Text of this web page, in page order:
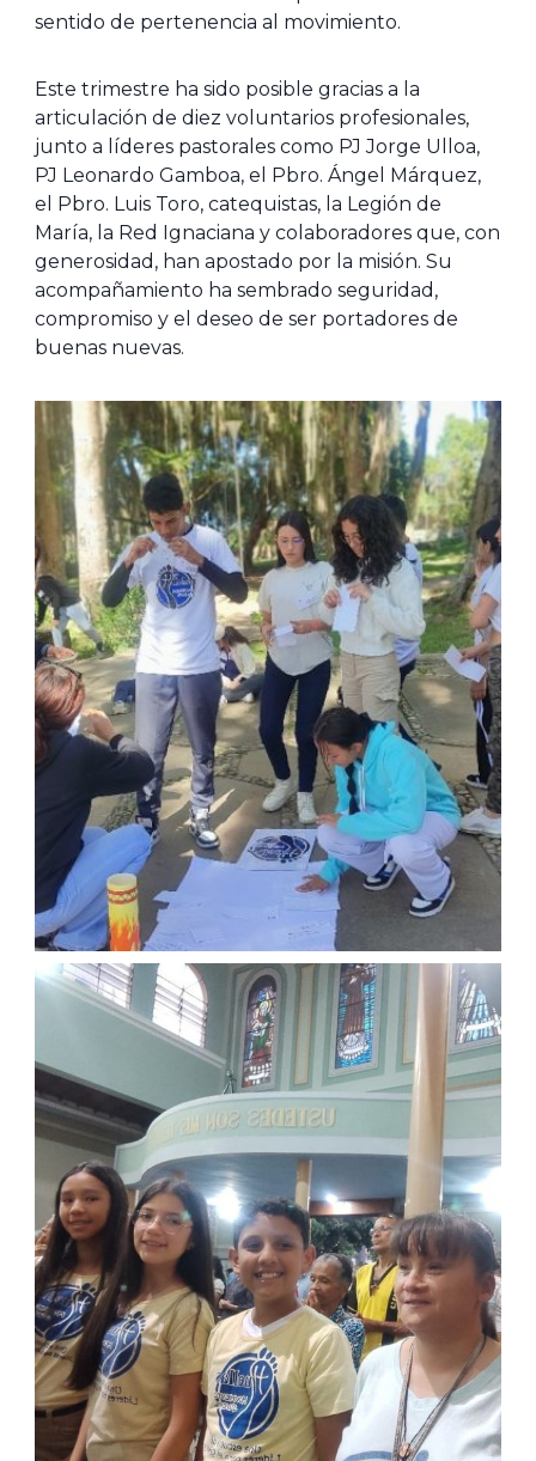
sentido de pertenencia al movimiento.
Este trimestre ha sido posible gracias a la
articulación de diez voluntarios profesionales,
junto a líderes pastorales como PJ Jorge Ulloa,
PJ Leonardo Gamboa, el Pbro. Ángel Márquez,
el Pbro. Luis Toro, catequistas, la Legión de
María, la Red Ignaciana y colaboradores que, con
generosidad, han apostado por la misión. Su
acompañamiento ha sembrado seguridad,
compromiso y el deseo de ser portadores de
buenas nuevas.